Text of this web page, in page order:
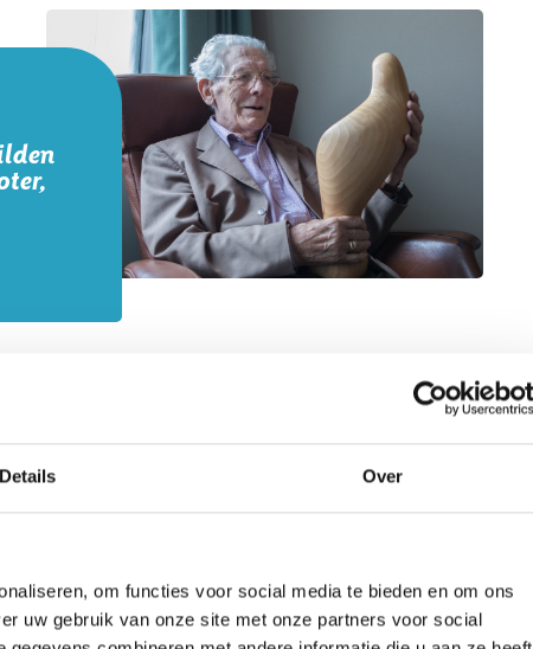
Details Over
om functies voor social media te bieden en om ons
uw gebruik van onze site met onze partners voor social
over broer Gerard, die jong overleed tijdens
Frans en een neef via de pont naar Wijk bij
Hij dacht dat het water geleidelijk
verdronk hij. Het was afschuwelijk, ons
van.”